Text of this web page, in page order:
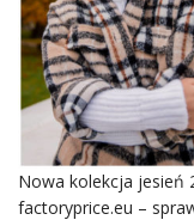
Nowa kolekcja jesień
factoryprice.eu –